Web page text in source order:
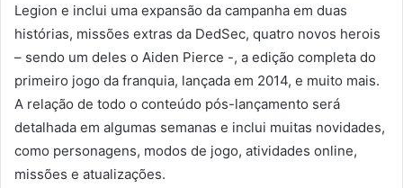
Legion e inclui uma expansão da campanha em duas
histórias, missões extras da DedSec, quatro novos herois
– sendo um deles o Aiden Pierce -, a edição completa do
primeiro jogo da franquia, lançada em 2014, e muito mais.
A relação de todo o conteúdo pós-lançamento será
detalhada em algumas semanas e inclui muitas novidades,
como personagens, modos de jogo, atividades online,
missões e atualizações.